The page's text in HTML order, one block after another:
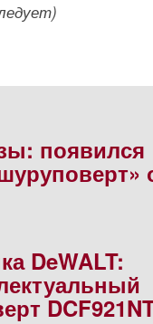
появился
DeWALT: